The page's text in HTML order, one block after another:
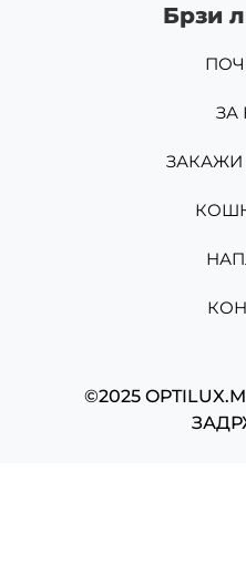
Брзи
ЗА
ЗАКАЖИ
©2025